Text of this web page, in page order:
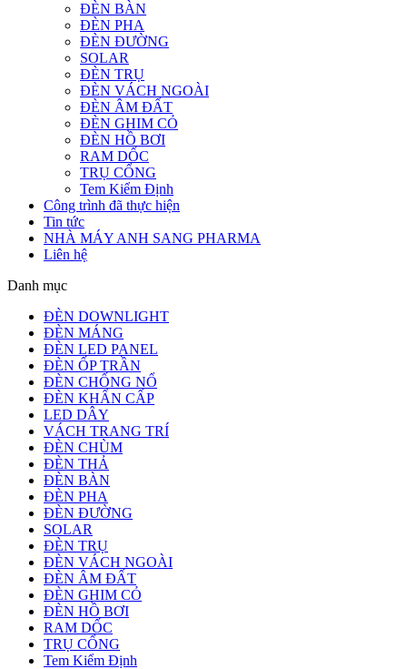
ĐÈN BÀN
ĐÈN PHA
ĐÈN ĐƯỜNG
SOLAR
ĐÈN TRỤ
ĐÈN VÁCH NGOÀI
ĐÈN ÂM ĐẤT
ĐÈN GHIM CỎ
ĐÈN HỒ BƠI
RAM DỐC
TRỤ CỔNG
Tem Kiểm Định
Công trình đã thực hiện
Tin tức
NHÀ MÁY ANH SANG PHARMA
Liên hệ
Danh mục
ĐÈN DOWNLIGHT
ĐÈN MÁNG
ĐÈN LED PANEL
ĐÈN ỐP TRẦN
ĐÈN CHỐNG NỔ
ĐÈN KHẨN CẤP
LED DÂY
VÁCH TRANG TRÍ
ĐÈN CHÙM
ĐÈN THẢ
ĐÈN BÀN
ĐÈN PHA
ĐÈN ĐƯỜNG
SOLAR
ĐÈN TRỤ
ĐÈN VÁCH NGOÀI
ĐÈN ÂM ĐẤT
ĐÈN GHIM CỎ
ĐÈN HỒ BƠI
RAM DỐC
TRỤ CỔNG
Tem Kiểm Định